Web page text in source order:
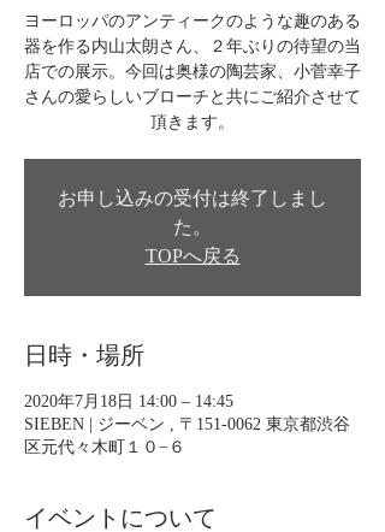
ヨーロッパのアンティークのような趣のある
器を作る内山太朗さん、２年ぶりの待望の当
店での展示。今回は奥様の陶芸家、小菅幸子
さんの愛らしいブローチと共にご紹介させて
頂きます。
お申し込みの受付は終了しまし
た。
TOPへ戻る
日時・場所
2020年7月18日 14:00 – 14:45
SIEBEN | ジーベン , 〒151-0062 東京都渋谷
区元代々木町１０−６
イベントについて